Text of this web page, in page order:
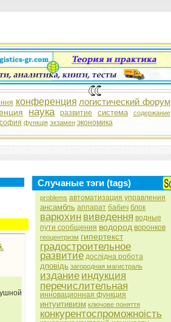
конференция логистический форум
наука развитие система содержание
функція экзамен экономика
Случаные тэги (tags)
problems автоматизация управления
ансамбль аппарат бабич блок
варюхин виведення водные
пути сообщения водород воронков
геоцентризм гипертекст
градостроительное
развитие дослідна робота
дповідь загородная магистраль
издание индукция
перечислительная
инновационная функция
интуитивизм ключове поняття
конкурентоспроможноість